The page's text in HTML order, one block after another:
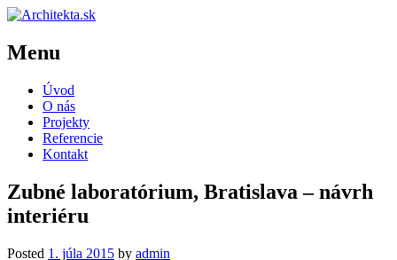
Menu
Skip
content
Úvod
O nás
Projekty
Referencie
Kontakt
Zubné laboratórium, Bratislava – návrh
interiéru
Posted 1. júla 2015 by admin